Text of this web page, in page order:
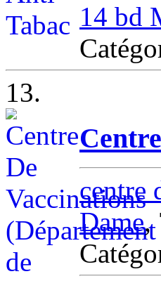
14 bd
13.
centre
Dame,